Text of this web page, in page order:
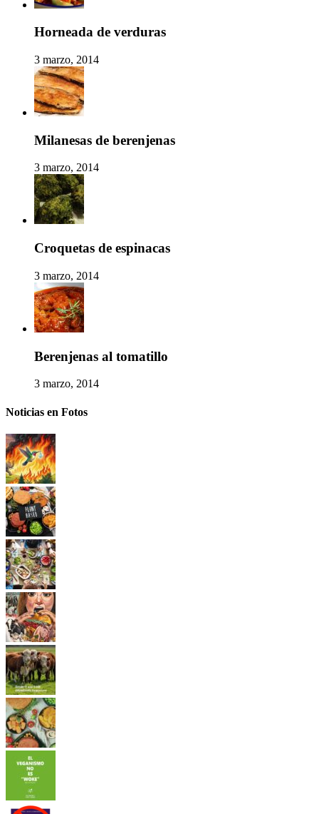
Horneada de verduras
3 marzo, 2014
Milanesas de berenjenas
3 marzo, 2014
Croquetas de espinacas
3 marzo, 2014
Berenjenas al tomatillo
3 marzo, 2014
Noticias en Fotos